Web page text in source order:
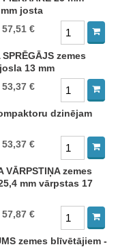
josta
57,51 €
zemes
13 mm
53,37 €
dzinējam
53,37 €
VĀRPSTIŅA zemes
mm vārpstas 17
57,87 €
zemes blīvētājiem -